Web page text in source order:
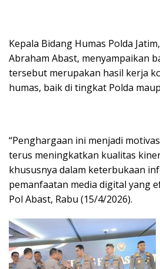
Kepala Bidang Humas Polda
Abraham Abast, menyampaikan
tersebut merupakan hasil kerja
humas, baik di tingkat Polda
“Penghargaan ini menjadi
terus meningkatkan kualitas
khususnya dalam keterbukaan
pemanfaatan media digital yang
Pol Abast, Rabu (15/4/2026).